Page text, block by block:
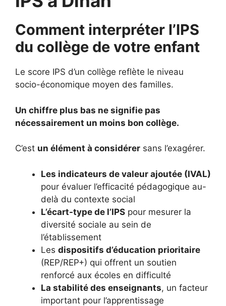
Comment interpréter l’IPS
du collège de votre enfant
Le score IPS d’un collège reflète le niveau
socio-économique moyen des familles.
Un chiffre plus bas ne signifie pas
nécessairement un moins bon collège.
C’est un élément à considérer sans l’exagérer.
Les indicateurs de valeur ajoutée (IVAL)
pour évaluer l’efficacité pédagogique au-
delà du contexte social
L’écart-type de l’IPS pour mesurer la
diversité sociale au sein de
l’établissement
Les dispositifs d’éducation prioritaire
(REP/REP+) qui offrent un soutien
renforcé aux écoles en difficulté
La stabilité des enseignants, un facteur
important pour l’apprentissage